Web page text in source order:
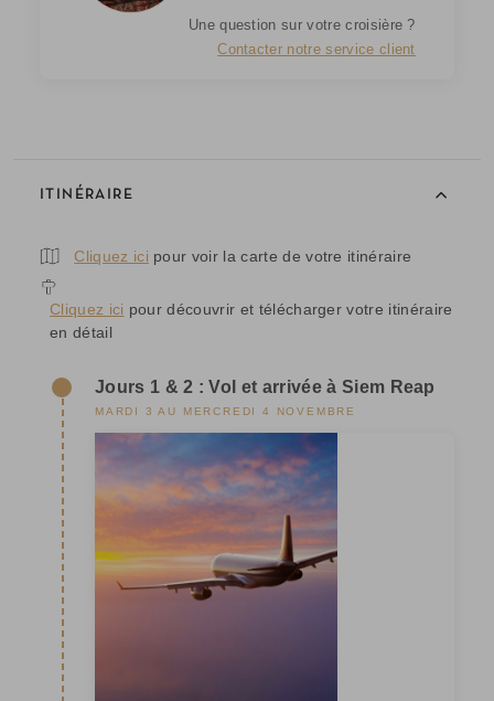
Une question sur votre croisière ?
Contacter notre service client
ITINÉRAIRE
Cliquez ici pour voir la carte de votre itinéraire
Cliquez ici pour découvrir et télécharger votre itinéraire
en détail
Jours 1 & 2 : Vol et arrivée à Siem Reap
MARDI 3 AU MERCREDI 4 NOVEMBRE